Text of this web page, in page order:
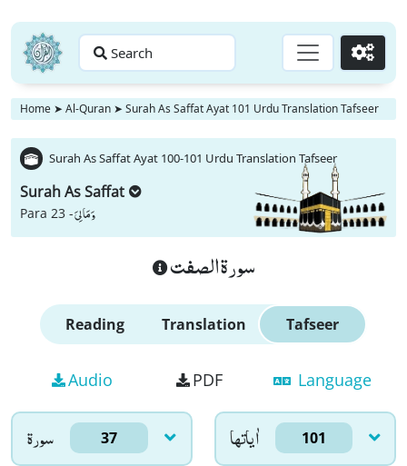
Search Go
Home ➤ Al-Quran ➤ Surah As Saffat Ayat 101 Urdu Translation Tafseer
Surah As Saffat Ayat 100-101 Urdu Translation Tafseer
Surah As Saffat
Para 23 -وَ مَا لِیَ
سورة الصفت
Reading Translation Tafseer
Audio PDF Language
سورۃ 37 اٰياتها 101